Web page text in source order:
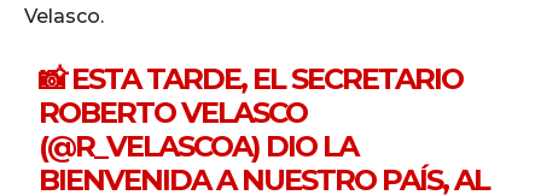
Velasco.
📸 ESTA TARDE, EL SECRETARIO
ROBERTO VELASCO
(@R_VELASCOA) DIO LA
BIENVENIDA A NUESTRO PAÍS, AL